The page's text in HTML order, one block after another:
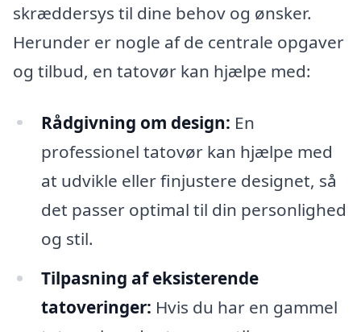
skræddersys til dine behov og ønsker.
Herunder er nogle af de centrale opgaver
og tilbud, en tatovør kan hjælpe med:
Rådgivning om design: En
professionel tatovør kan hjælpe med
at udvikle eller finjustere designet, så
det passer optimal til din personlighed
og stil.
Tilpasning af eksisterende
tatoveringer: Hvis du har en gammel